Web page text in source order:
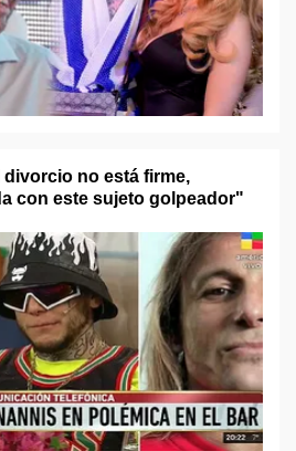
divorcio no está firme,
con este sujeto golpeador"